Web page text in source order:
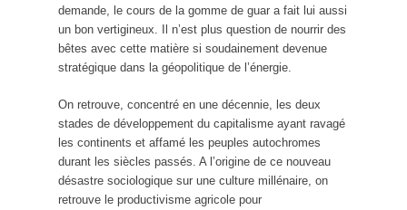
demande, le cours de la gomme de guar a fait lui aussi
un bon vertigineux. Il n’est plus question de nourrir des
bêtes avec cette matière si soudainement devenue
stratégique dans la géopolitique de l’énergie.
On retrouve, concentré en une décennie, les deux
stades de développement du capitalisme ayant ravagé
les continents et affamé les peuples autochromes
durant les siècles passés. A l’origine de ce nouveau
désastre sociologique sur une culture millénaire, on
retrouve le productivisme agricole pour